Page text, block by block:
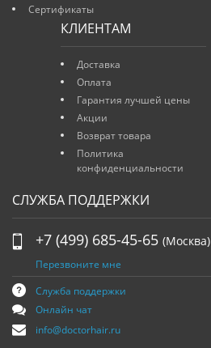
Сертификаты
КЛИЕНТАМ
Доставка
Оплата
Гарантия лучшей цены
Акции
Возврат товара
Политика
конфиденциальности
СЛУЖБА ПОДДЕРЖКИ
+7 (499) 685-45-65 (Москва)
Перезвоните мне
Служба поддержки
Онлайн чат
info@doctorhair.ru